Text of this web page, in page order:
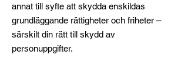
annat till syfte att skydda enskildas
grundläggande rättigheter och friheter –
särskilt din rätt till skydd av
personuppgifter.